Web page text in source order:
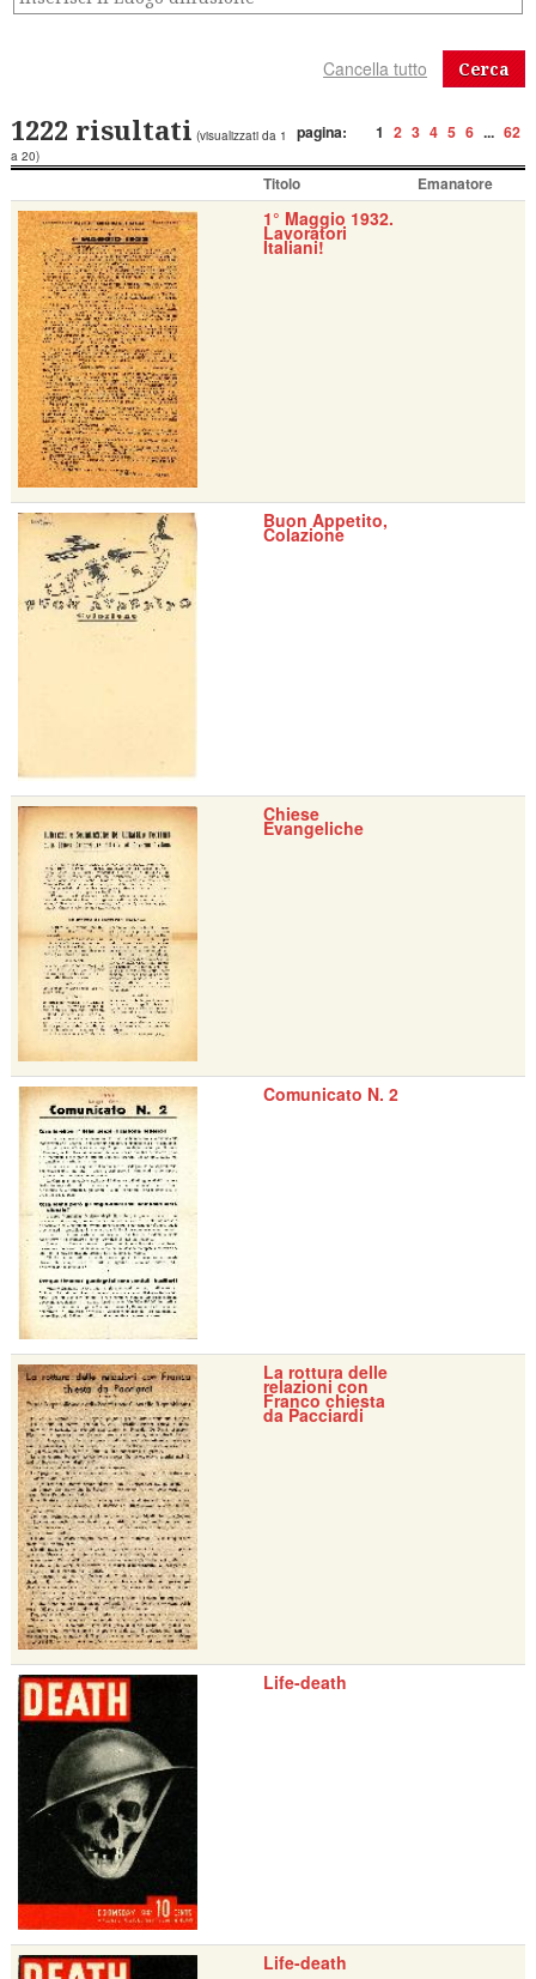
Cerca
pagina: 1 2 3 4 5 6 ... 62
1222 risultati (visualizzati da 1
a 20)
Titolo Emanatore
1° Maggio 1932.
Lavoratori
Italiani!
Buon Appetito,
Colazione
Chiese
Evangeliche
Comunicato N. 2
La rottura delle
relazioni con
Franco chiesta
da Pacciardi
Life-death
Life-death